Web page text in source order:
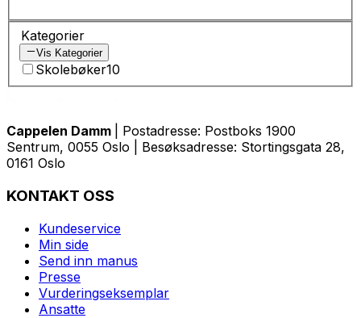
Kategorier
Vis Kategorier
Skolebøker10
Cappelen Damm
| Postadresse: Postboks 1900
Sentrum, 0055 Oslo | Besøksadresse: Stortingsgata 28,
0161 Oslo
KONTAKT OSS
Kundeservice
Min side
Send inn manus
Presse
Vurderingseksemplar
Ansatte